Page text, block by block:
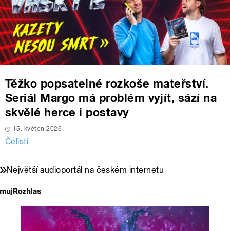
Těžko popsatelné rozkoše mateřství.
Seriál Margo má problém vyjít, sází na
skvělé herce i postavy
15. květen 2026
Čelisti
Největší audioportál na českém internetu